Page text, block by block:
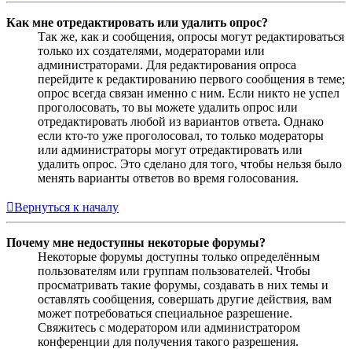
Как мне отредактировать или удалить опрос?
Так же, как и сообщения, опросы могут редактироваться
только их создателями, модераторами или
администраторами. Для редактирования опроса
перейдите к редактированию первого сообщения в теме;
опрос всегда связан именно с ним. Если никто не успел
проголосовать, то вы можете удалить опрос или
отредактировать любой из вариантов ответа. Однако
если кто-то уже проголосовал, то только модераторы
или администраторы могут отредактировать или
удалить опрос. Это сделано для того, чтобы нельзя было
менять варианты ответов во время голосования.
Вернуться к началу
Почему мне недоступны некоторые форумы?
Некоторые форумы доступны только определённым
пользователям или группам пользователей. Чтобы
просматривать такие форумы, создавать в них темы и
оставлять сообщения, совершать другие действия, вам
может потребоваться специальное разрешение.
Свяжитесь с модератором или администратором
конференции для получения такого разрешения.